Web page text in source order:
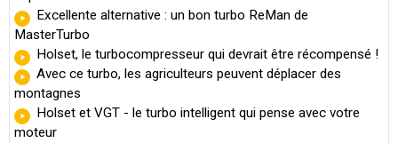
Excellente alternative : un bon turbo ReMan de
MasterTurbo
Holset, le turbocompresseur qui devrait être récompensé !
Avec ce turbo, les agriculteurs peuvent déplacer des
montagnes
Holset et VGT - le turbo intelligent qui pense avec votre
moteur